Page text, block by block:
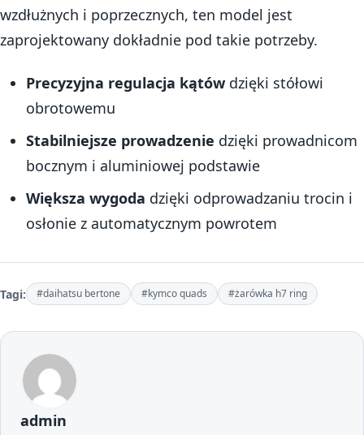
wzdłużnych i poprzecznych, ten model jest
zaprojektowany dokładnie pod takie potrzeby.
Precyzyjna regulacja kątówdzięki stółowi
obrotowemu
Stabilniejsze prowadzenie dzięki prowadnicom
bocznym i aluminiowej podstawie
Większa wygoda dzięki odprowadzaniu trocin i
osłonie z automatycznym powrotem
Tagi: #daihatsu bertone #kymco quads #żarówka h7 ring
admin